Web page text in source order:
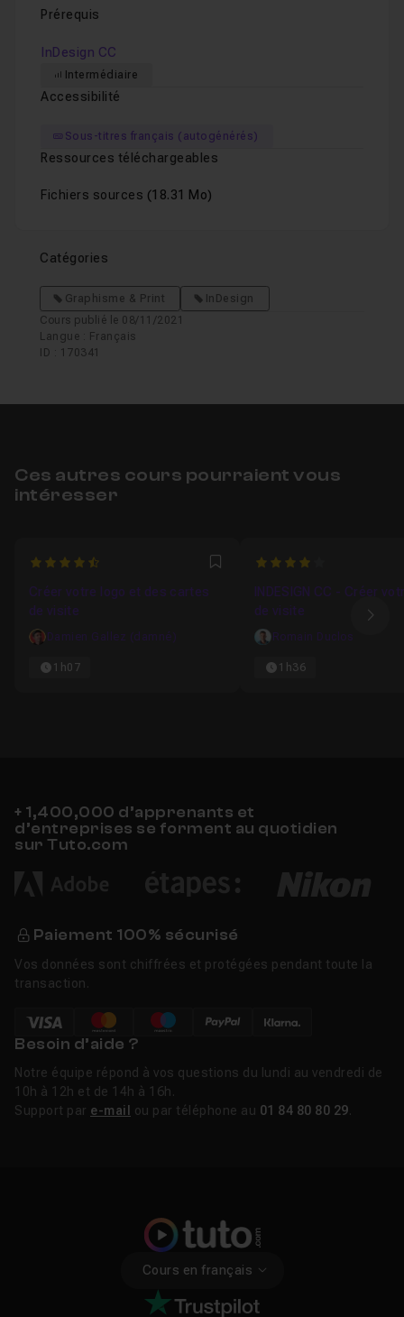
Prérequis
InDesign CC
Intermédiaire
Accessibilité
Sous-titres français (autogénérés)
Ressources téléchargeables
Fichiers sources (18.31 Mo)
Catégories
Graphisme & Print
InDesign
Cours publié le 08/11/2021
Langue : Français
ID : 170341
Ces autres cours pourraient vous
intéresser
4.7916666666667 Favori
Créer votre logo et des cartes
de visite
Damien Gallez (damné)
1h07
4
INDESIGN CC - Créer
de visite
Romain Duclos
1h36
+ 1,400,000 d’apprenants et
d’entreprises se forment au quotidien
sur Tuto.com
Paiement 100% sécurisé
Vos données sont chiffrées et protégées pendant toute la
transaction.
Besoin d’aide ?
Notre équipe répond à vos questions du lundi au vendredi de
10h à 12h et de 14h à 16h.
Support par e-mail ou par téléphone au 01 84 80 80 29
Cours en français